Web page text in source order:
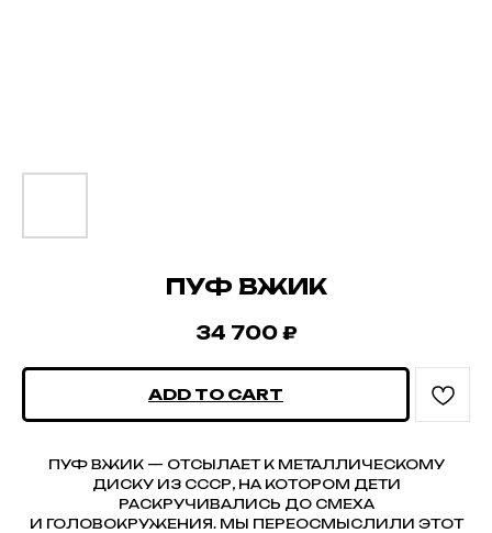
ПУФ ВЖИК
34 700 ₽
ADD TO CART
ПУФ ВЖИК — ОТСЫЛАЕТ К МЕТАЛЛИЧЕСКОМУ
ДИСКУ ИЗ СССР, НА КОТОРОМ ДЕТИ
РАСКРУЧИВАЛИСЬ ДО СМЕХА
И ГОЛОВОКРУЖЕНИЯ. МЫ ПЕРЕОСМЫСЛИЛИ ЭТОТ